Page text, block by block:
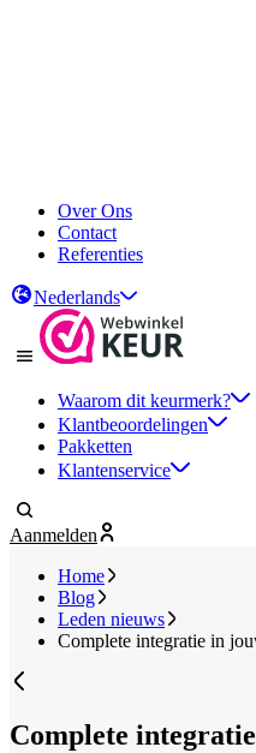
Over Ons
Contact
Referenties
Nederlands
Waarom dit keurmerk?
Klantbeoordelingen
Pakketten
Klantenservice
Aanmelden
Home
Blog
Leden nieuws
Complete integratie in
Complete